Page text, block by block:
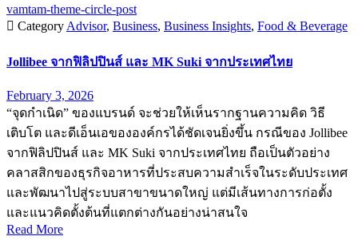
vamtam-theme-circle-post
 Category Advisor, Business, Business Insights, Food & Beverage
Jollibee จากฟิลิปปินส์ และ MK Suki จากประเทศไทย
February 3, 2026
“จุดกำเนิด” ของแบรนด์ จะช่วยให้เห็นรากฐานความคิด วิธี
เติบโต และดีเอ็นเอขององค์กรได้ชัดเจนยิ่งขึ้น กรณีของ Jollibee
จากฟิลิปปินส์ และ MK Suki จากประเทศไทย ถือเป็นตัวอย่าง
คลาสสิกของธุรกิจอาหารที่ประสบความสำเร็จในระดับประเทศ
และพัฒนาไปสู่ระบบสาขาขนาดใหญ่ แต่มีเส้นทางการก่อตั้ง
และแนวคิดตั้งต้นที่แตกต่างกันอย่างน่าสนใจ
Read More